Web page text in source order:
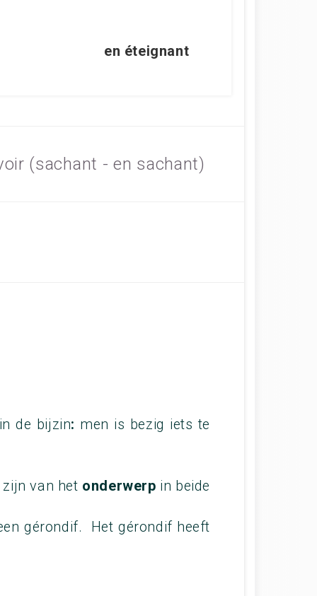
en éteignant
(sachant - en sachant)
de bijzin: men is bezig iets te
van het onderwerp in beide
gérondif. Het gérondif heeft